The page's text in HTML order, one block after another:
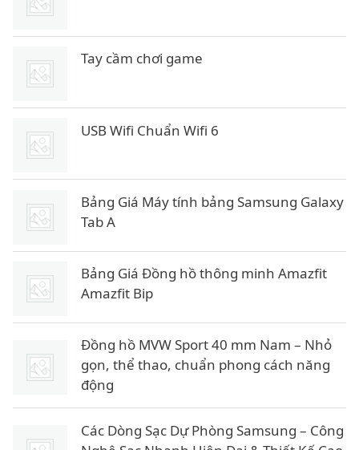
Tay cầm chơi game
USB Wifi Chuẩn Wifi 6
Bảng Giá Máy tính bảng Samsung Galaxy
Tab A
Bảng Giá Đồng hồ thông minh Amazfit
Amazfit Bip
Đồng hồ MVW Sport 40 mm Nam – Nhỏ
gọn, thể thao, chuẩn phong cách năng
động
Các Dòng Sạc Dự Phòng Samsung – Công